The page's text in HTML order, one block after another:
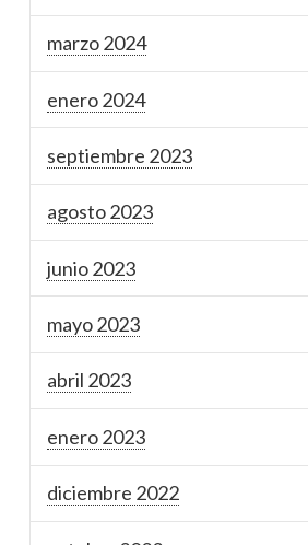
marzo 2024
enero 2024
septiembre 2023
agosto 2023
junio 2023
mayo 2023
abril 2023
enero 2023
diciembre 2022